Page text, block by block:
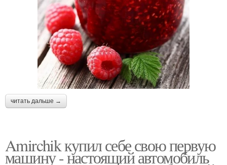
читать дальше →
Amirchik купил себе свою первую
машину - настоящий автомобиль